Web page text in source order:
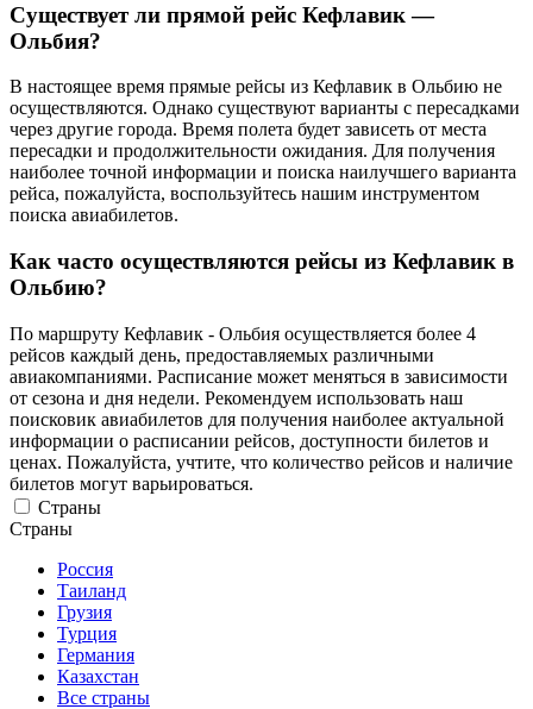
Существует ли прямой рейс Кефлавик —
Ольбия?
В настоящее время прямые рейсы из Кефлавик в Ольбию не
осуществляются. Однако существуют варианты с пересадками
через другие города. Время полета будет зависеть от места
пересадки и продолжительности ожидания. Для получения
наиболее точной информации и поиска наилучшего варианта
рейса, пожалуйста, воспользуйтесь нашим инструментом
поиска авиабилетов.
Как часто осуществляются рейсы из Кефлавик в
Ольбию?
По маршруту Кефлавик - Ольбия осуществляется более 4
рейсов каждый день, предоставляемых различными
авиакомпаниями. Расписание может меняться в зависимости
от сезона и дня недели. Рекомендуем использовать наш
поисковик авиабилетов для получения наиболее актуальной
информации о расписании рейсов, доступности билетов и
ценах. Пожалуйста, учтите, что количество рейсов и наличие
билетов могут варьироваться.
Страны
Страны
Россия
Таиланд
Грузия
Турция
Германия
Казахстан
Все страны